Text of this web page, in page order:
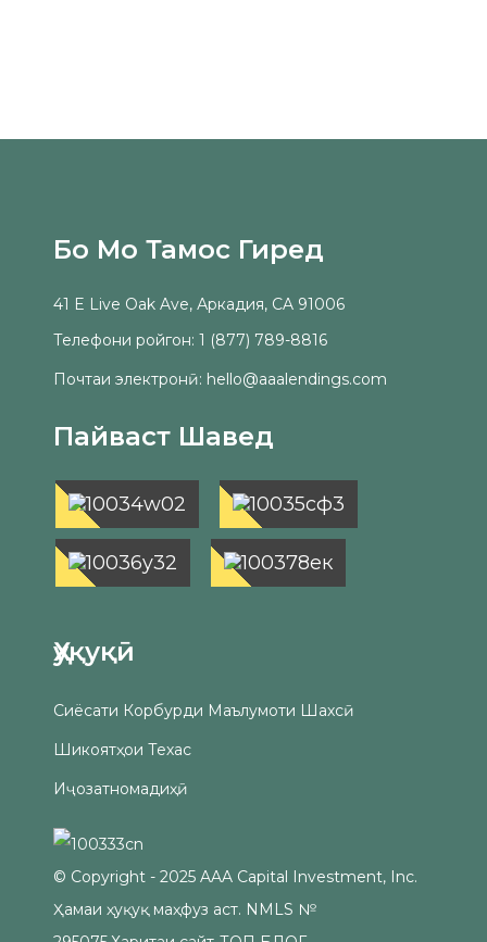
Бо Мо Тамос Гиред
41 E Live Oak Ave, Аркадия, CA 91006
Телефони ройгон: 1 (877) 789-8816
Почтаи электронӣ: hello@aaalendings.com
Пайваст Шавед
Ҳуқуқӣ
Сиёсати Корбурди Маълумоти Шахсӣ
Шикоятҳои Техас
Иҷозатномадиҳӣ
© Copyright - 2025 AAA Capital Investment, Inc.
Ҳамаи ҳуқуқ маҳфуз аст. NMLS №